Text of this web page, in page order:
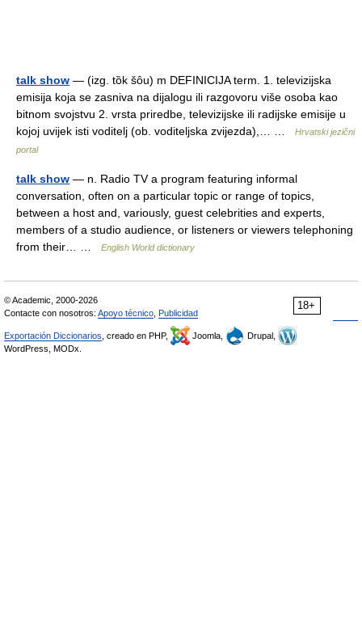
talk show — (izg. tȍk šȏu) m DEFINICIJA term. 1. televizijska
emisija koja se zasniva na dijalogu ili razgovoru više osoba kao
bitnom svojstvu 2. vrsta priredbe, televizijske ili radijske emisije u
kojoj uvijek isti voditelj (ob. voditeljska zvijezda),… …
Hrvatski jezični
portal
talk show — n. Radio TV a program featuring informal
conversation, often on a particular topic or range of topics,
between a host and, variously, guest celebrities and experts,
members of a studio audience, or listeners or viewers telephoning
from their… …
English World dictionary
18+
© Academic, 2000-2026
Contacte con nosotros: Apoyo técnico Publicidad
Exportación Diccionarios , creado en PHP, Joomla,
Drupal,
WordPress, MODx.